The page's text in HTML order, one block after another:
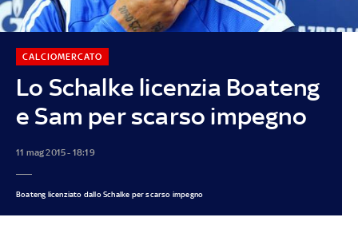
Lo Schalke licenzia Boateng
e Sam per scarso impegno
CALCIOMERCATO
11 mag 2015 - 18:19
Boateng licenziato dallo Schalke per scarso impegno